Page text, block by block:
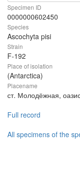
Specimen ID
0000000602450
Species
Ascochyta pisi
Strain
F-192
Place of isolation
(Antarctica)
Placename
ст. Молодёжная,
Full record
All specimens of the